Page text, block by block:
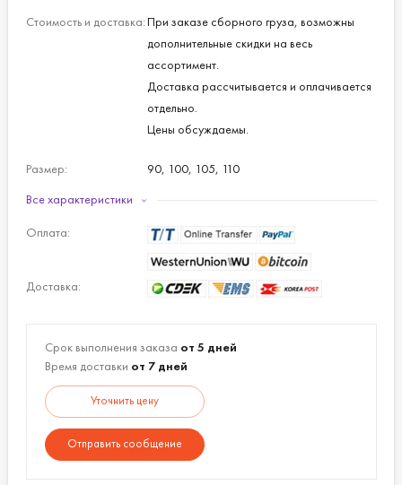
Стоимость и доставка:При заказе сборного груза, возможны
дополнительные скидки на весь
ассортимент.
Доставка рассчитывается и оплачивается
отдельно.
Цены обсуждаемы.
Размер: 90, 100, 105, 110
Материал:
Все характеристики
Оплата:
Доставка:
Срок выполнения заказа от 5 дней
Время доставки от 7 дней
Уточнить цену
Отправить сообщение